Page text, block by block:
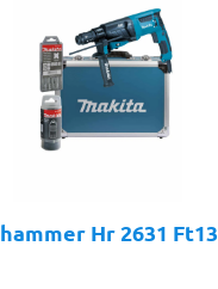
Hr 2631 Ft13